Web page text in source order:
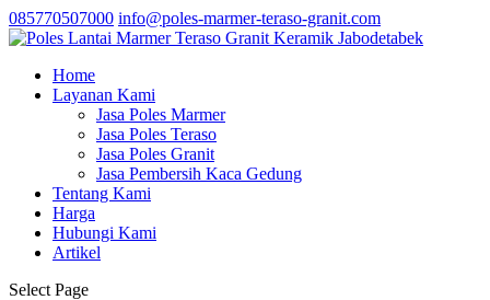
085770507000 info@poles-marmer-teraso-granit.com
Home
Layanan Kami
Jasa Poles Marmer
Jasa Poles Teraso
Jasa Poles Granit
Jasa Pembersih Kaca Gedung
Tentang Kami
Harga
Hubungi Kami
Artikel
Select Page